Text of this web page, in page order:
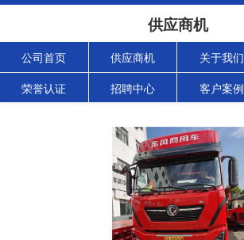
供应商机
公司首页 供应商机 关于我们
荣誉认证 招聘中心 客户案例